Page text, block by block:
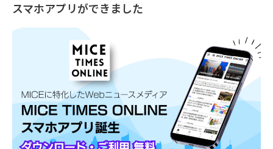
スマホアプリができました